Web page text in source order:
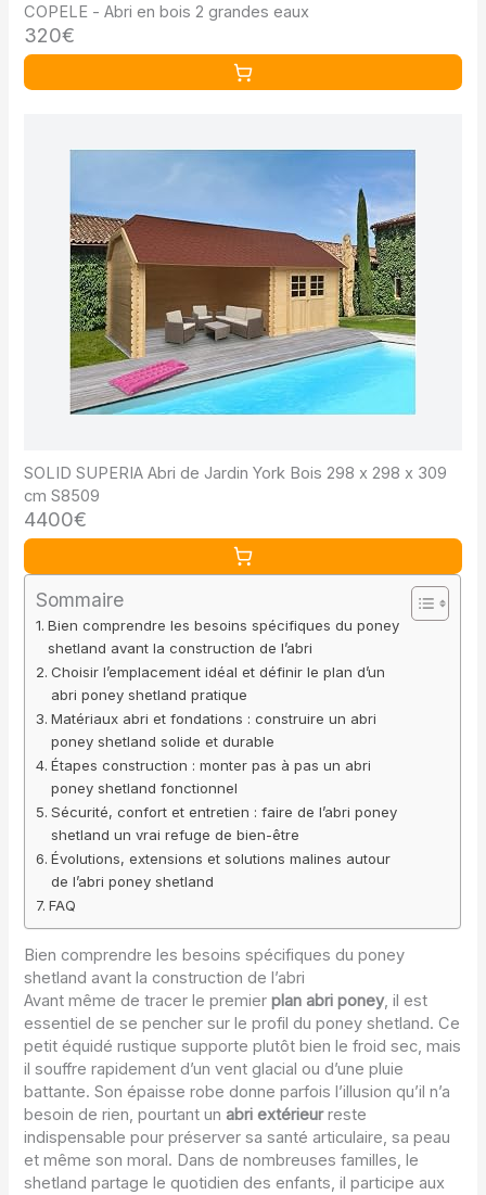
COPELE - Abri en bois 2 grandes eaux
320€
SOLID SUPERIA Abri de Jardin York Bois 298 x 298 x 309
cm S8509
4400€
Sommaire
Bien comprendre les besoins spécifiques du poney
shetland avant la construction de l’abri
Choisir l’emplacement idéal et définir le plan d’un
abri poney shetland pratique
Matériaux abri et fondations : construire un abri
poney shetland solide et durable
Étapes construction : monter pas à pas un abri
poney shetland fonctionnel
Sécurité, confort et entretien : faire de l’abri poney
shetland un vrai refuge de bien-être
Évolutions, extensions et solutions malines autour
de l’abri poney shetland
FAQ
Bien comprendre les besoins spécifiques du poney
shetland avant la construction de l’abri
Avant même de tracer le premierplan abri poney, il est
essentiel de se pencher sur le profil du poney shetland. Ce
petit équidé rustique supporte plutôt bien le froid sec, mais
il souffre rapidement d’un vent glacial ou d’une pluie
battante. Son épaisse robe donne parfois l’illusion qu’il n’a
besoin de rien, pourtant unabri extérieurreste
indispensable pour préserver sa santé articulaire, sa peau
et même son moral. Dans de nombreuses familles, le
shetland partage le quotidien des enfants, il participe aux